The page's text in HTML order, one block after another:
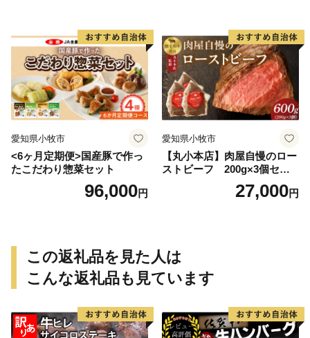
愛知県小牧市
<6ヶ月定期便>国産豚で作っ
たこだわり惣菜セット
96,000円
愛知県小牧市
【丸小本店】肉屋自慢のロー
ストビーフ 200g×3個セッ
27,000円
この返礼品を見た人は
こんな返礼品も見ています